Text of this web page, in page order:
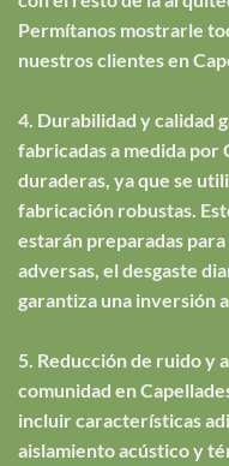
Permítanos mostrarle
nuestros clientes en
4. Durabilidad y calidad
fabricadas a medida por
duraderas, ya que se
fabricación robustas.
estarán preparadas
adversas, el desgaste
garantiza una inversión
5. Reducción de ruido y
comunidad en
incluir características
aislamiento acústico y